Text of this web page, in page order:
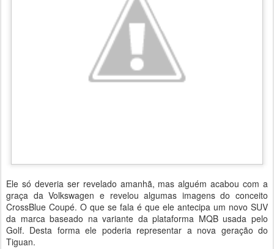
Ele só deveria ser revelado amanhã, mas alguém acabou com a
graça da Volkswagen e revelou algumas imagens do conceito
CrossBlue Coupé. O que se fala é que ele antecipa um novo SUV
da marca baseado na variante da plataforma MQB usada pelo
Golf. Desta forma ele poderia representar a nova geração do
Tiguan.